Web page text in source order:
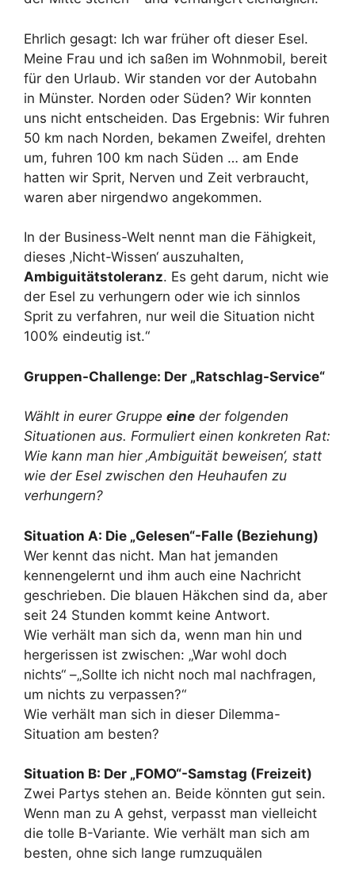
Ehrlich gesagt: Ich war früher oft dieser Esel.
Meine Frau und ich saßen im Wohnmobil, bereit
für den Urlaub. Wir standen vor der Autobahn
in Münster. Norden oder Süden? Wir konnten
uns nicht entscheiden. Das Ergebnis: Wir fuhren
50 km nach Norden, bekamen Zweifel, drehten
um, fuhren 100 km nach Süden … am Ende
hatten wir Sprit, Nerven und Zeit verbraucht,
waren aber nirgendwo angekommen.
In der Business-Welt nennt man die Fähigkeit,
dieses ‚Nicht-Wissen‘ auszuhalten,
Ambiguitätstoleranz. Es geht darum, nicht wie
der Esel zu verhungern oder wie ich sinnlos
Sprit zu verfahren, nur weil die Situation nicht
100% eindeutig ist.“
Gruppen-Challenge: Der „Ratschlag-Service“
Wählt in eurer Gruppe eine der folgenden
Situationen aus. Formuliert einen konkreten Rat:
Wie kann man hier ‚Ambiguität beweisen‘, statt
wie der Esel zwischen den Heuhaufen zu
verhungern?
Situation A: Die „Gelesen“-Falle (Beziehung)
Wer kennt das nicht. Man hat jemanden
kennengelernt und ihm auch eine Nachricht
geschrieben. Die blauen Häkchen sind da, aber
seit 24 Stunden kommt keine Antwort.
Wie verhält man sich da, wenn man hin und
hergerissen ist zwischen: „War wohl doch
nichts“ –„Sollte ich nicht noch mal nachfragen,
um nichts zu verpassen?“
Wie verhält man sich in dieser Dilemma-
Situation am besten?
Situation B: Der „FOMO“-Samstag (Freizeit)
Zwei Partys stehen an. Beide könnten gut sein.
Wenn man zu A gehst, verpasst man vielleicht
die tolle B-Variante. Wie verhält man sich am
besten, ohne sich lange rumzuquälen